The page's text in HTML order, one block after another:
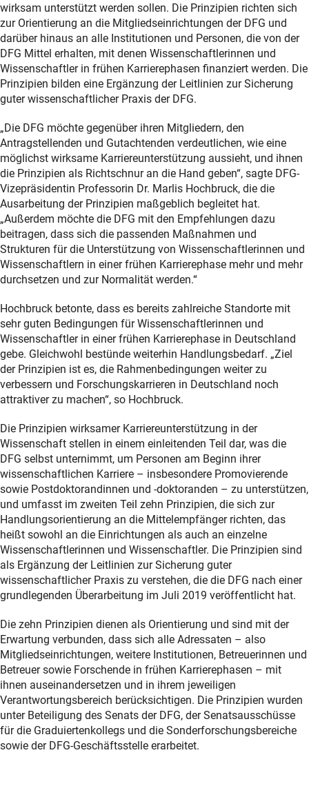
wirksam unterstützt werden sollen. Die Prinzipien richten sich
zur Orientierung an die Mitgliedseinrichtungen der DFG und
darüber hinaus an alle Institutionen und Personen, die von der
DFG Mittel erhalten, mit denen Wissenschaftlerinnen und
Wissenschaftler in frühen Karrierephasen finanziert werden. Die
Prinzipien bilden eine Ergänzung der Leitlinien zur Sicherung
guter wissenschaftlicher Praxis der DFG.
„Die DFG möchte gegenüber ihren Mitgliedern, den
Antragstellenden und Gutachtenden verdeutlichen, wie eine
möglichst wirksame Karriereunterstützung aussieht, und ihnen
die Prinzipien als Richtschnur an die Hand geben“, sagte DFG-
Vizepräsidentin Professorin Dr. Marlis Hochbruck, die die
Ausarbeitung der Prinzipien maßgeblich begleitet hat.
„Außerdem möchte die DFG mit den Empfehlungen dazu
beitragen, dass sich die passenden Maßnahmen und
Strukturen für die Unterstützung von Wissenschaftlerinnen und
Wissenschaftlern in einer frühen Karrierephase mehr und mehr
durchsetzen und zur Normalität werden.“
Hochbruck betonte, dass es bereits zahlreiche Standorte mit
sehr guten Bedingungen für Wissenschaftlerinnen und
Wissenschaftler in einer frühen Karrierephase in Deutschland
gebe. Gleichwohl bestünde weiterhin Handlungsbedarf. „Ziel
der Prinzipien ist es, die Rahmenbedingungen weiter zu
verbessern und Forschungskarrieren in Deutschland noch
attraktiver zu machen“, so Hochbruck.
Die Prinzipien wirksamer Karriereunterstützung in der
Wissenschaft stellen in einem einleitenden Teil dar, was die
DFG selbst unternimmt, um Personen am Beginn ihrer
wissenschaftlichen Karriere – insbesondere Promovierende
sowie Postdoktorandinnen und -doktoranden – zu unterstützen,
und umfasst im zweiten Teil zehn Prinzipien, die sich zur
Handlungsorientierung an die Mittelempfänger richten, das
heißt sowohl an die Einrichtungen als auch an einzelne
Wissenschaftlerinnen und Wissenschaftler. Die Prinzipien sind
als Ergänzung der Leitlinien zur Sicherung guter
wissenschaftlicher Praxis zu verstehen, die die DFG nach einer
grundlegenden Überarbeitung im Juli 2019 veröffentlicht hat.
Die zehn Prinzipien dienen als Orientierung und sind mit der
Erwartung verbunden, dass sich alle Adressaten – also
Mitgliedseinrichtungen, weitere Institutionen, Betreuerinnen und
Betreuer sowie Forschende in frühen Karrierephasen – mit
ihnen auseinandersetzen und in ihrem jeweiligen
Verantwortungsbereich berücksichtigen. Die Prinzipien wurden
unter Beteiligung des Senats der DFG, der Senatsausschüsse
für die Graduiertenkollegs und die Sonderforschungsbereiche
sowie der DFG-Geschäftsstelle erarbeitet.